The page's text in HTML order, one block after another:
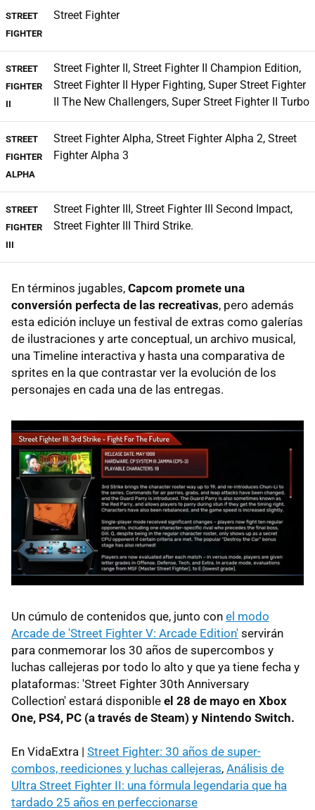
STREET
FIGHTER
Street Fighter
STREET
FIGHTER
II
Street Fighter II, Street Fighter II Champion Edition,
Street Fighter II Hyper Fighting, Super Street Fighter
II The New Challengers, Super Street Fighter II Turbo
STREET
FIGHTER
ALPHA
Street Fighter Alpha, Street Fighter Alpha 2, Street
Fighter Alpha 3
STREET
FIGHTER
III
Street Fighter III, Street Fighter III Second Impact,
Street Fighter III Third Strike.
En términos jugables, Capcom promete una
conversión perfecta de las recreativas, pero además
esta edición incluye un festival de extras como galerías
de ilustraciones y arte conceptual, un archivo musical,
una Timeline interactiva y hasta una comparativa de
sprites en la que contrastar ver la evolución de los
personajes en cada una de las entregas.
Un cúmulo de contenidos que, junto con el modo
Arcade de 'Street Fighter V: Arcade Edition' servirán
para conmemorar los 30 años de supercombos y
luchas callejeras por todo lo alto y que ya tiene fecha y
plataformas: 'Street Fighter 30th Anniversary
Collection' estará disponible el 28 de mayo en Xbox
One, PS4, PC (a través de Steam) y Nintendo Switch.
En VidaExtra | Street Fighter: 30 años de super-
combos, reediciones y luchas callejeras, Análisis de
Ultra Street Fighter II: una fórmula legendaria que ha
tardado 25 años en perfeccionarse